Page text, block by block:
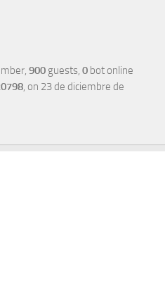
900 guests, 0 bot online
, on 23 de diciembre de